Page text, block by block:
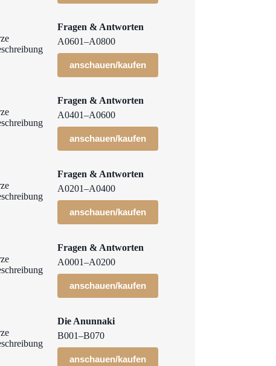
Fragen & Antworten
A0601–A0800
anschauen/kaufen
Fragen & Antworten
A0401–A0600
anschauen/kaufen
Fragen & Antworten
A0201–A0400
anschauen/kaufen
Fragen & Antworten
A0001–A0200
anschauen/kaufen
Die Anunnaki
B001–B070
anschauen/kaufen